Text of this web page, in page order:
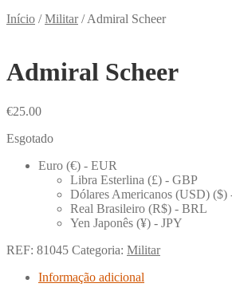
Início /Militar/Admiral Scheer
Admiral Scheer
€25.00
Esgotado
Euro (€) - EUR
Libra Esterlina (£) - GBP
Dólares Americanos (USD) ($)
Real Brasileiro (R$) - BRL
Yen Japonês (¥) - JPY
REF: 81045 Categoria: Militar
Informação adicional